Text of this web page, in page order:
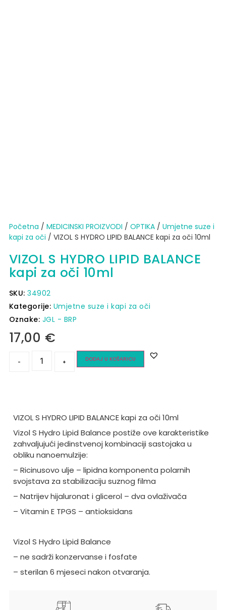
Početna / MEDICINSKI PROIZVODI / OPTIKA/ Umjetne suze i
kapi za oči / VIZOL S HYDRO LIPID BALANCE kapi za oči 10ml
VIZOL S HYDRO LIPID BALANCE
kapi za oči 10ml
SKU:34902
Kategorije: Umjetne suze i kapi za oči
Oznake: JGL - BRP
17,00 €
- + DODAJ U KOŠARICU
VIZOL S HYDRO LIPID BALANCE kapi za oči 10ml
Vizol S Hydro Lipid Balance postiže ove karakteristike
zahvaljujući jedinstvenoj kombinaciji sastojaka u
obliku nanoemulzije:
– Ricinusovo ulje – lipidna komponenta polarnih
svojstava za stabilizaciju suznog filma
– Natrijev hijaluronat i glicerol – dva ovlaživača
– Vitamin E TPGS – antioksidans
Vizol S Hydro Lipid Balance
– ne sadrži konzervanse i fosfate
– sterilan 6 mjeseci nakon otvaranja.